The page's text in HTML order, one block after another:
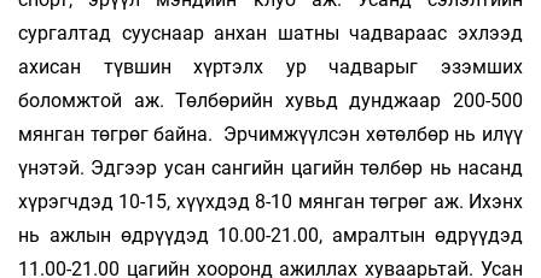
сургалтад сууснаар анхан шатны чадвараас эхлээд
ахисан түвшин хүртэлх ур чадварыг эзэмших
боломжтой аж. Төлбөрийн хувьд дунджаар 200-500
мянган төгрөг байна. Эрчимжүүлсэн хөтөлбөр нь илүү
үнэтэй. Эдгээр усан сангийн цагийн төлбөр нь насанд
хүрэгчдэд 10-15, хүүхдэд 8-10 мянган төгрөг аж. Ихэнх
нь ажлын өдрүүдэд 10.00-21.00, амралтын өдрүүдэд
11.00-21.00 цагийн хооронд ажиллах хуваарьтай. Усан